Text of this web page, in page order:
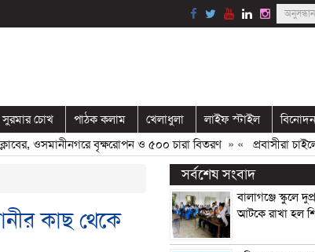
সুরমার চোখ পাঠক কলাম খেলাধুলা লাইফ স্টাইল বিনোদন
ওসমানীনগরে বৃক্ষরোপন ও ৫০০ চারা বিতরণ» « প্রবাসীরা চাইলে
কাছ থেকে
সর্বশেষ সংবাদ
বালাগঞ্জে স্কুলে
আটকে রাখা হল